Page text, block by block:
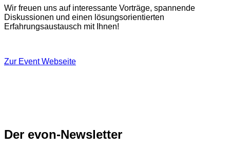
Wir freuen uns auf interessante Vorträge, spannende
Diskussionen und einen lösungsorientierten
Erfahrungsaustausch mit Ihnen!
Zur Event Webseite
Der evon-Newsletter